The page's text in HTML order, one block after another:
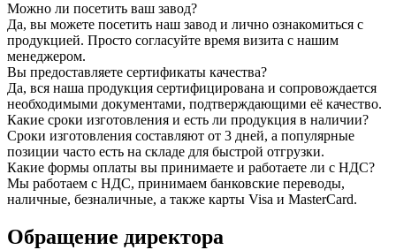
Можно ли посетить ваш завод?
Да, вы можете посетить наш завод и лично ознакомиться с
продукцией. Просто согласуйте время визита с нашим
менеджером.
Вы предоставляете сертификаты качества?
Да, вся наша продукция сертифицирована и сопровождается
необходимыми документами, подтверждающими её качество.
Какие сроки изготовления и есть ли продукция в наличии?
Сроки изготовления составляют от 3 дней, а популярные
позиции часто есть на складе для быстрой отгрузки.
Какие формы оплаты вы принимаете и работаете ли с НДС?
Мы работаем с НДС, принимаем банковские переводы,
наличные, безналичные, а также карты Visa и MasterCard.
Обращение директора